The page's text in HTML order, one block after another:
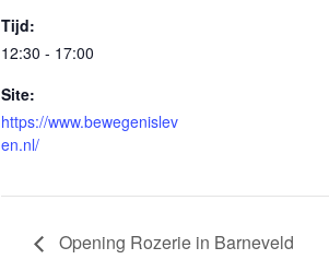
Tijd:
12:30 - 17:00
Site:
https://www.bewegenislev
en.nl/
Opening Rozerie in Barneveld